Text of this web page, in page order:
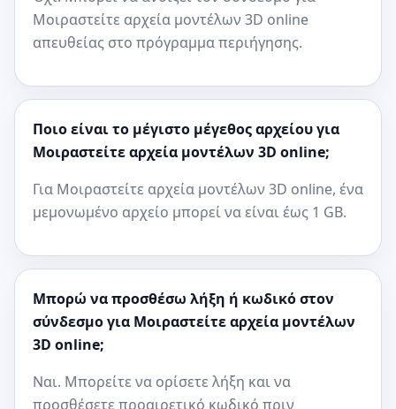
Μοιραστείτε αρχεία μοντέλων 3D online
απευθείας στο πρόγραμμα περιήγησης.
Ποιο είναι το μέγιστο μέγεθος αρχείου για
Μοιραστείτε αρχεία μοντέλων 3D online;
Για Μοιραστείτε αρχεία μοντέλων 3D online, ένα
μεμονωμένο αρχείο μπορεί να είναι έως 1 GB.
Μπορώ να προσθέσω λήξη ή κωδικό στον
σύνδεσμο για Μοιραστείτε αρχεία μοντέλων
3D online;
Ναι. Μπορείτε να ορίσετε λήξη και να
προσθέσετε προαιρετικό κωδικό πριν